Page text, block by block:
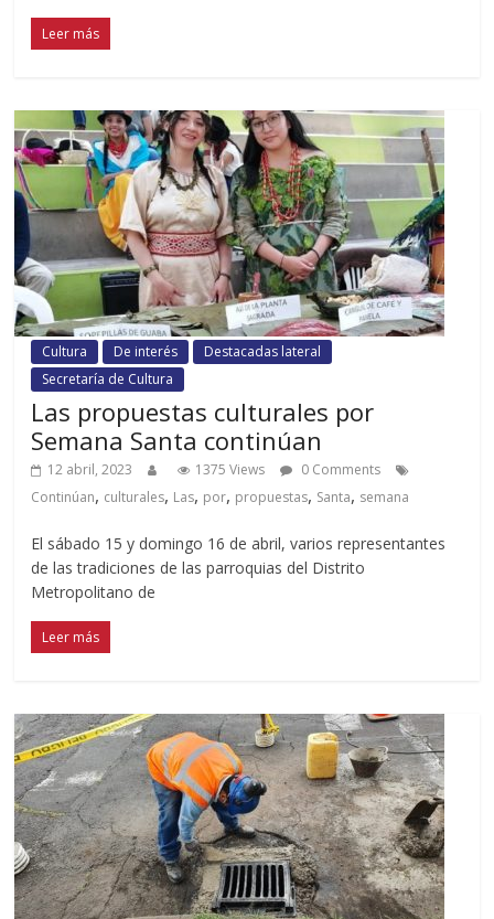
Leer más
Cultura De interés
Destacadas lateral
Secretaría de Cultura
Las propuestas culturales por
Semana Santa continúan
12 abril, 2023 1375 Views
0 Comments
Continúan, culturales, Las, por, propuestas, Santa, semana
El sábado 15 y domingo 16 de abril, varios representantes
de las tradiciones de las parroquias del Distrito
Metropolitano de
Leer más